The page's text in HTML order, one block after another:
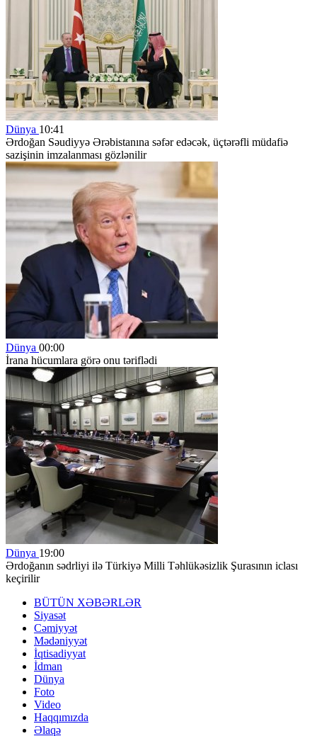
Dünya 10:41
Ərdoğan Səudiyyə Ərəbistanına səfər edəcək, üçtərəfli müdafiə
sazişinin imzalanması gözlənilir
Dünya 00:00
İrana hücumlara görə onu təriflədi
Dünya 19:00
Ərdoğanın sədrliyi ilə Türkiyə Milli Təhlükəsizlik Şurasının iclası
keçirilir
BÜTÜN XƏBƏRLƏR
Siyasət
Cəmiyyət
Mədəniyyət
İqtisadiyyat
İdman
Dünya
Foto
Video
Haqqımızda
Əlaqə